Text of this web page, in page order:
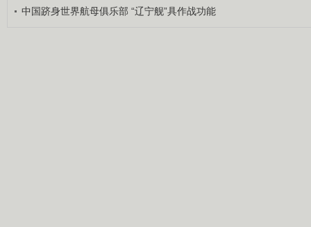
中国跻身世界航母俱乐部 “辽宁舰”具作战功能